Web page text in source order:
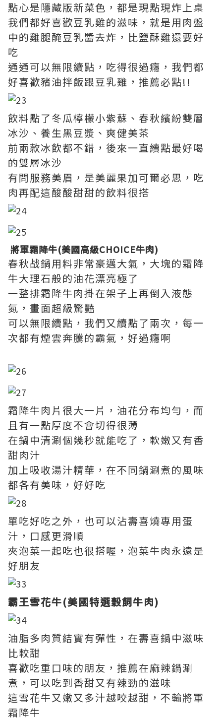
點心是隱藏版新菜色，都是現點現炸上桌
我們都好喜歡豆乳雞的滋味，就是用肉盤
中的雞腿醃豆乳醬去炸，比鹽酥雞還要好
吃
通通可以無限續點，吃得很過癮，我們都
好喜歡豬油拌飯跟豆乳雞，推薦必點!!
飲料點了冬瓜檸檬小紫蘇、春秋繽紛雙層
冰沙、養生黑豆漿、爽健美茶
前兩款冰飲都不錯，後來一直續點最好喝
的雙層冰沙
有問服務美眉，是美麗果加可爾必思，吃
肉再配這酸酸甜甜的飲料很搭
將軍霜降牛(美國高級CHOICE牛肉)
春秋战鍋用料非常豪邁大氣，大塊的霜降
牛大理石般的油花漂亮極了
一整排霜降牛肉掛在架子上再倒入液態
氮，畫面超級驚豔
可以無限續點，我們又續點了兩次，每一
次都有煙雲奔騰的霸氣，好過癮啊
霜降牛肉片很大一片，油花分布均勻，而
且有一點厚度不會切得很薄
在鍋中清涮個幾秒就能吃了，軟嫩又有香
甜肉汁
加上吸收湯汁精華，在不同鍋涮煮的風味
都各有美味，好好吃
單吃好吃之外，也可以沾壽喜燒專用蛋
汁，口感更滑順
夾泡菜一起吃也很搭喔，泡菜牛肉永遠是
好朋友
霸王雪花牛(美國特選穀飼牛肉)
油脂多肉質結實有彈性，在壽喜鍋中滋味
比較甜
喜歡吃重口味的朋友，推薦在麻辣鍋涮
煮，可以吃到香甜又有辣勁的滋味
這雪花牛又嫩又多汁越咬越甜，不輸將軍
霜降牛